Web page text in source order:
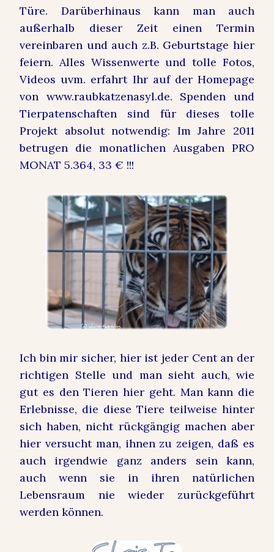
Türe. Darüberhinaus kann man auch
außerhalb dieser Zeit einen Termin
vereinbaren und auch z.B. Geburtstage hier
feiern. Alles Wissenwerte und tolle Fotos,
Videos uvm. erfahrt Ihr auf der Homepage
von www.raubkatzenasyl.de. Spenden und
Tierpatenschaften sind für dieses tolle
Projekt absolut notwendig: Im Jahre 2011
betrugen die monatlichen Ausgaben PRO
MONAT 5.364, 33 € !!!
Ich bin mir sicher, hier ist jeder Cent an der
richtigen Stelle und man sieht auch, wie
gut es den Tieren hier geht. Man kann die
Erlebnisse, die diese Tiere teilweise hinter
sich haben, nicht rückgängig machen aber
hier versucht man, ihnen zu zeigen, daß es
auch irgendwie ganz anders sein kann,
auch wenn sie in ihren natürlichen
Lebensraum nie wieder zurückgeführt
werden können.